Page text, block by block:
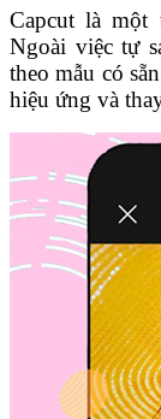
Capcut là một
Ngoài việc tự
theo mẫu có
hiệu ứng và